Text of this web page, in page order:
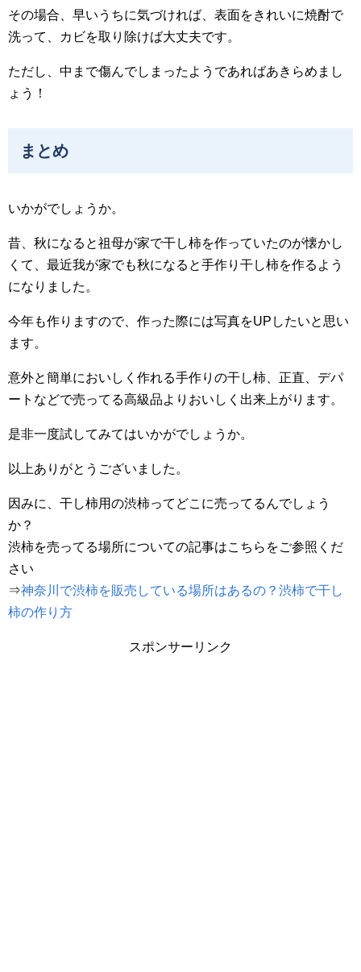
その場合、早いうちに気づければ、表面をきれいに焼酎で
洗って、カビを取り除けば大丈夫です。
ただし、中まで傷んでしまったようであればあきらめまし
ょう！
まとめ
いかがでしょうか。
昔、秋になると祖母が家で干し柿を作っていたのが懐かし
くて、最近我が家でも秋になると手作り干し柿を作るよう
になりました。
今年も作りますので、作った際には写真をUPしたいと思い
ます。
意外と簡単においしく作れる手作りの干し柿、正直、デパ
ートなどで売ってる高級品よりおいしく出来上がります。
是非一度試してみてはいかがでしょうか。
以上ありがとうございました。
因みに、干し柿用の渋柿ってどこに売ってるんでしょう
か？
渋柿を売ってる場所についての記事はこちらをご参照くだ
さい
⇒神奈川で渋柿を販売している場所はあるの？渋柿で干し
柿の作り方
スポンサーリンク